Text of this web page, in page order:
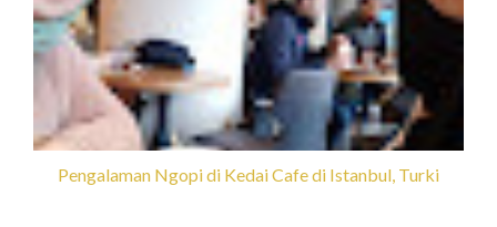
Pengalaman Ngopi di Kedai Cafe di Istanbul, Turki